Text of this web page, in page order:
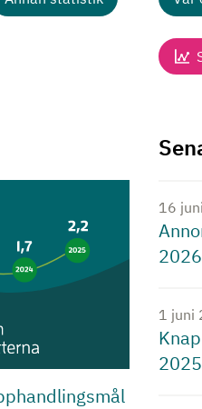
16
2026
1 juni
2025